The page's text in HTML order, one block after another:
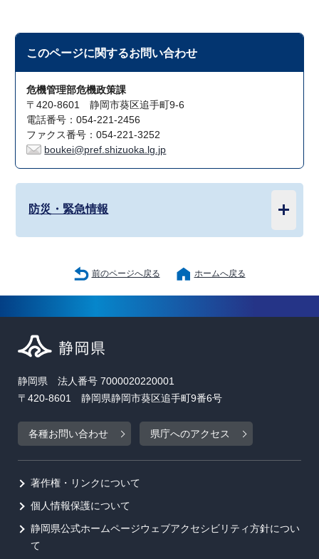
このページに関するお問い合わせ
危機管理部危機政策課
〒420-8601 静岡市葵区追手町9-6
電話番号：054-221-2456
ファクス番号：054-221-3252
boukei@pref.shizuoka.lg.jp
防災・緊急情報
前のページへ戻る ホームへ戻る
静岡県 法人番号 7000020220001
〒420-8601 静岡県静岡市葵区追手町9番6号
各種お問い合わせ 県庁へのアクセス
著作権・リンクについて
個人情報保護について
静岡県公式ホームページウェブアクセシビリティ方針につい
て